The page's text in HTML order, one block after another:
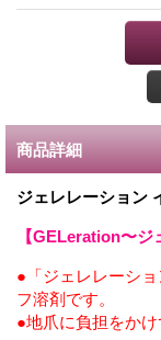
商品詳細
ジェレレーション
【GELeration〜ジ
●「ジェレレーシ
フ溶剤です。
●地爪に負担をか